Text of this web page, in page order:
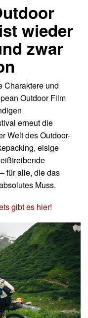
wieder
zwar
Charaktere und
Outdoor Film
erneut die
Welt des Outdoor-
eisige
für alle, die das
Muss.
gibt es hier!